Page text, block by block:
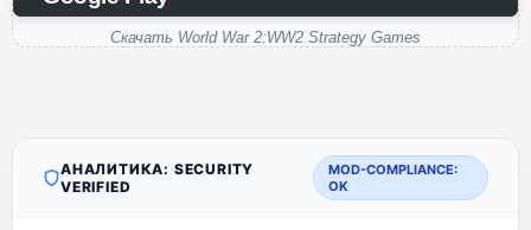
Скачать World War 2:WW2 Strategy Games
АНАЛИТИКА: SECURITY
VERIFIED
MOD-COMPLIANCE:
OK